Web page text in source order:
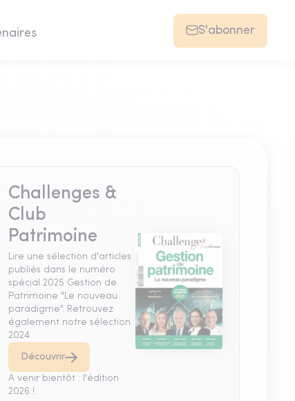
S'abonner
Challenges &
Club
Patrimoine
Lire une sélection d'articles
publiés dans le numéro
spécial 2025 Gestion de
Patrimoine "Le nouveau
paradigme". Retrouvez
également notre sélection
2024.
Découvrir
A venir bientôt : l'édition
2026 !